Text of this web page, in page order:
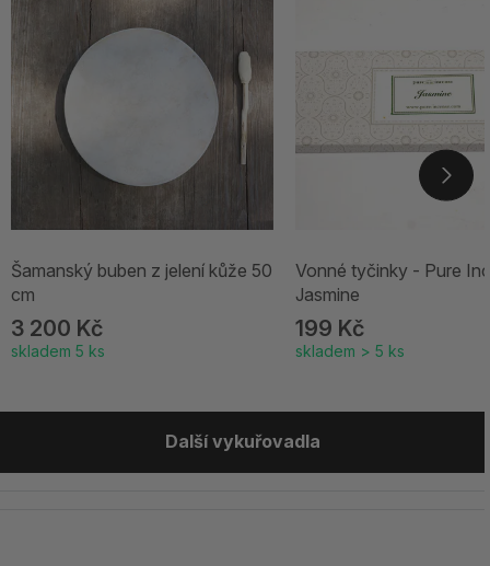
Šamanský buben z jelení kůže 50
cm
3 200 Kč
skladem 5 ks
Vonné tyčinky - Pure
Jasmine
199 Kč
skladem > 5 ks
Další vykuřovadla